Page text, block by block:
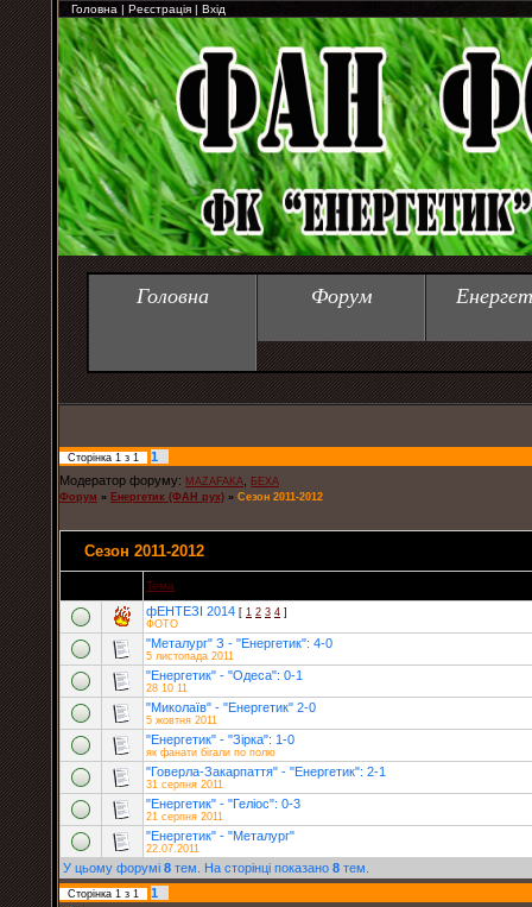
Головна | Реєстрація | Вхід
Головна Форум
Сторінка 1 з 1
1
Модератор форуму: MAZAFAKA
БЕХА
Форум » Енергетик (ФАН рух) » Сезон 2011-2012
Сезон 2011-2012
Тема
фЕНТЕЗІ 2014 [ 1 2 3 4 ]
ФОТО
"Металург" З - "Енергетик": 4-0
5 листопада 2011
"Енергетик" - "Одеса": 0-1
28 10 11
"Миколаїв" - "Енергетик" 2-0
5 жовтня 2011
"Енергетик" - "Зірка": 1-0
як фанати бігали по полю
"Говерла-Закарпаття" - "Енергетик": 2-1
31 серпня 2011
"Енергетик" - "Геліос": 0-3
21 серпня 2011
"Енергетик" - "Металург"
22.07.2011
У цьому форумі 8 тем. На сторінці показано 8 тем.
Сторінка 1 з 1 1